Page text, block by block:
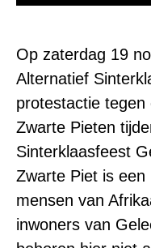
Op zaterdag 19
Alternatief
protestactie tegen
Zwarte Pieten
Sinterklaasfeest
Zwarte Piet is
mensen van
inwoners van